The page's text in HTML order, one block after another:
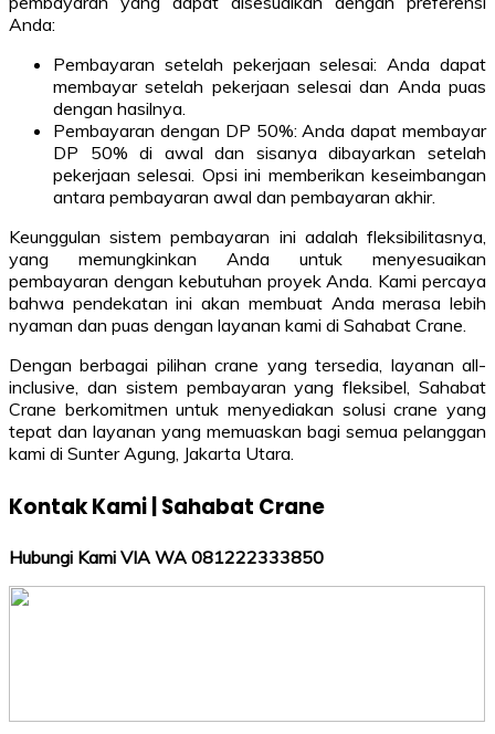
Anda:
Pembayaran setelah pekerjaan selesai: Anda dapat
membayar setelah pekerjaan selesai dan Anda puas
dengan hasilnya.
Pembayaran dengan DP 50%: Anda dapat membayar
DP 50% di awal dan sisanya dibayarkan setelah
pekerjaan selesai. Opsi ini memberikan keseimbangan
antara pembayaran awal dan pembayaran akhir.
Keunggulan sistem pembayaran ini adalah fleksibilitasnya,
yang memungkinkan Anda untuk menyesuaikan
pembayaran dengan kebutuhan proyek Anda. Kami percaya
bahwa pendekatan ini akan membuat Anda merasa lebih
nyaman dan puas dengan layanan kami di Sahabat Crane.
Dengan berbagai pilihan crane yang tersedia, layanan all-
inclusive, dan sistem pembayaran yang fleksibel, Sahabat
Crane berkomitmen untuk menyediakan solusi crane yang
tepat dan layanan yang memuaskan bagi semua pelanggan
kami di Sunter Agung, Jakarta Utara.
Kontak Kami | Sahabat Crane
Hubungi Kami VIA WA 081222333850